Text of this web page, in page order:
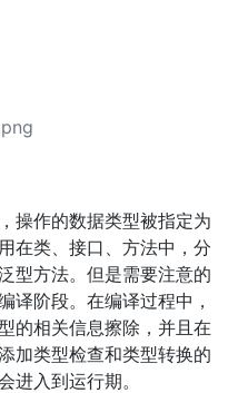
操作的数据类型被指定为
在类、接口、方法中，分
型方法。但是需要注意的
译阶段。在编译过程中，
的相关信息擦除，并且在
加类型检查和类型转换的
进入到运行期。